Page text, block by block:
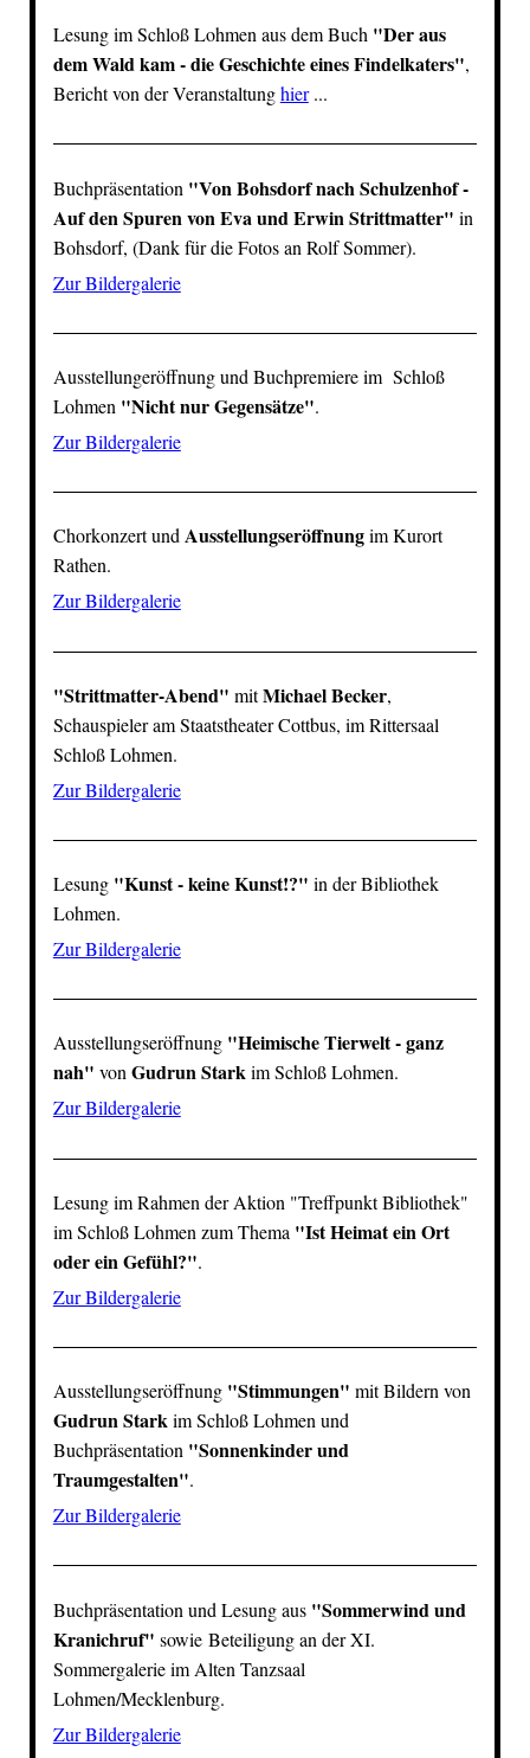
Lesung imSchloß Lohmenaus dem Buch "Der aus
dem Wald kam - die Geschichte eines Findelkaters",
Bericht von der Veranstaltunghier...
Buchpräsentation "Von Bohsdorf nach Schulzenhof -
Auf den Spuren von Eva und Erwin Strittmatter" in
Bohsdorf, (Dank für die Fotos an Rolf Sommer).
Zur Bildergalerie
Ausstellungeröffnung und Buchpremiere im Schloß
Lohmen "Nicht nur Gegensätze".
Zur Bildergalerie
Chorkonzert undAusstellungseröffnungim Kurort
Rathen.
Zur Bildergalerie
"Strittmatter-Abend" mitMichael Becker,
Schauspieler am Staatstheater Cottbus, im Rittersaal
Schloß Lohmen.
Zur Bildergalerie
Lesung "Kunst - keine Kunst!?" in der Bibliothek
Lohmen.
Zur Bildergalerie
Ausstellungseröffnung "Heimische Tierwelt - ganz
nah" vonGudrun StarkimSchloß Lohmen.
Zur Bildergalerie
Lesung im Rahmen der Aktion "Treffpunkt Bibliothek"
imSchloß Lohmen zum Thema "Ist Heimat ein Ort
oder ein Gefühl?".
Zur Bildergalerie
Ausstellungseröffnung"Stimmungen" mit Bildern von
Gudrun StarkimSchloß Lohmenund
Buchpräsentation "Sonnenkinder und
Traumgestalten".
Zur Bildergalerie
Buchpräsentation und Lesung aus "Sommerwind und
Kranichruf" sowie Beteiligung an der XI.
Sommergalerie im Alten Tanzsaal
Lohmen/Mecklenburg.
Zur Bildergalerie